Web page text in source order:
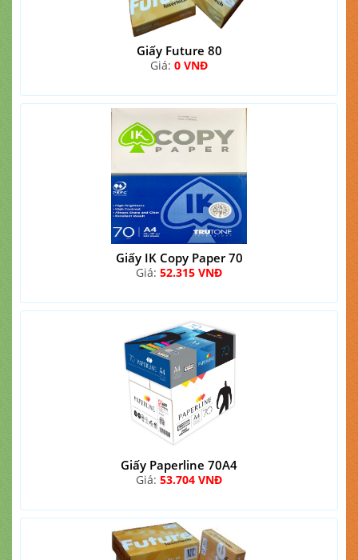
Giấy Future 80
Giá: 0 VNĐ
Giấy IK Copy Paper 70
Giá: 52.315 VNĐ
Giấy Paperline 70A4
Giá: 53.704 VNĐ